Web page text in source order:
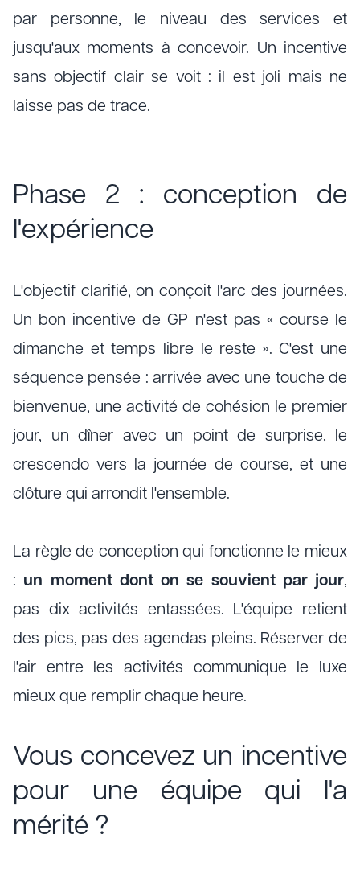
par personne, le niveau des services et
jusqu'aux moments à concevoir. Un incentive
sans objectif clair se voit : il est joli mais ne
laisse pas de trace.
Phase 2 : conception de
l'expérience
L'objectif clarifié, on conçoit l'arc des journées.
Un bon incentive de GP n'est pas « course le
dimanche et temps libre le reste ». C'est une
séquence pensée : arrivée avec une touche de
bienvenue, une activité de cohésion le premier
jour, un dîner avec un point de surprise, le
crescendo vers la journée de course, et une
clôture qui arrondit l'ensemble.
La règle de conception qui fonctionne le mieux
: un moment dont on se souvient par jour,
pas dix activités entassées. L'équipe retient
des pics, pas des agendas pleins. Réserver de
l'air entre les activités communique le luxe
mieux que remplir chaque heure.
Vous concevez un incentive
pour une équipe qui l'a
mérité ?